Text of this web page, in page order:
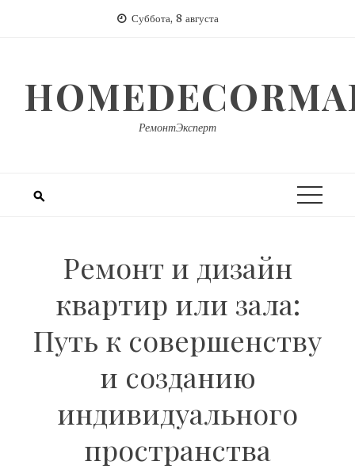
Суббота, 8 августа
РемонтЭксперт
Ремонт и дизайн
квартир или зала:
Путь к совершенству
и созданию
индивидуального
пространства